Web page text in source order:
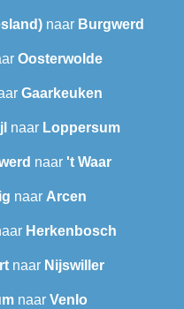
naar Burgwerd
Oosterwolde
Gaarkeuken
naar Loppersum
naar 't Waar
naar Arcen
Herkenbosch
naar Nijswiller
naar Venlo